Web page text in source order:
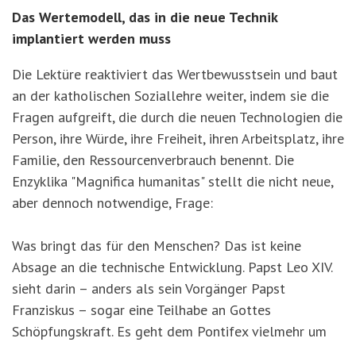
Das Wertemodell, das in die neue Technik
implantiert werden muss
Die Lektüre reaktiviert das Wertbewusstsein und baut
an der katholischen Soziallehre weiter, indem sie die
Fragen aufgreift, die durch die neuen Technologien die
Person, ihre Würde, ihre Freiheit, ihren Arbeitsplatz, ihre
Familie, den Ressourcenverbrauch benennt. Die
Enzyklika "Magnifica humanitas" stellt die nicht neue,
aber dennoch notwendige, Frage:
Was bringt das für den Menschen? Das ist keine
Absage an die technische Entwicklung. Papst Leo XIV.
sieht darin – anders als sein Vorgänger Papst
Franziskus – sogar eine Teilhabe an Gottes
Schöpfungskraft. Es geht dem Pontifex vielmehr um